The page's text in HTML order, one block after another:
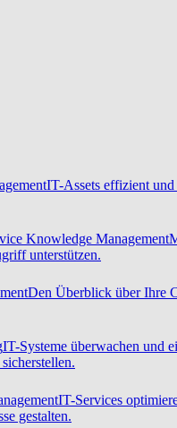
IT-Assets effizient und
Knowledge Management
unterstützen.
Den Überblick über Ihre
IT-Systeme überwachen und
IT-Services
gestalten.